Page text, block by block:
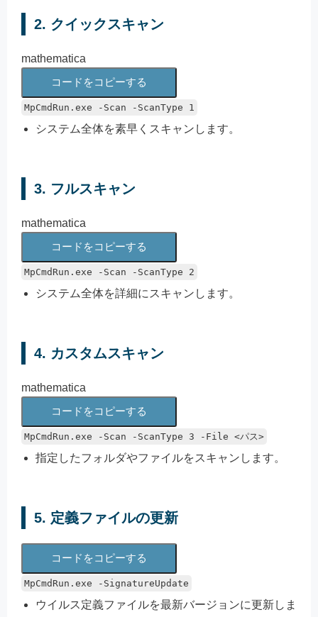
2. クイックスキャン
mathematica
コードをコピーする
MpCmdRun . exe - Scan - ScanType 1
システム全体を素早くスキャンします。
3. フルスキャン
mathematica
コードをコピーする
MpCmdRun . exe - Scan - ScanType 2
システム全体を詳細にスキャンします。
4. カスタムスキャン
mathematica
コードをコピーする
MpCmdRun . exe - Scan - ScanType 3 - File <パス>
指定したフォルダやファイルをスキャンします。
5. 定義ファイルの更新
コードをコピーする
MpCmdRun.exe -SignatureUpdate
ウイルス定義ファイルを最新バージョンに更新しま